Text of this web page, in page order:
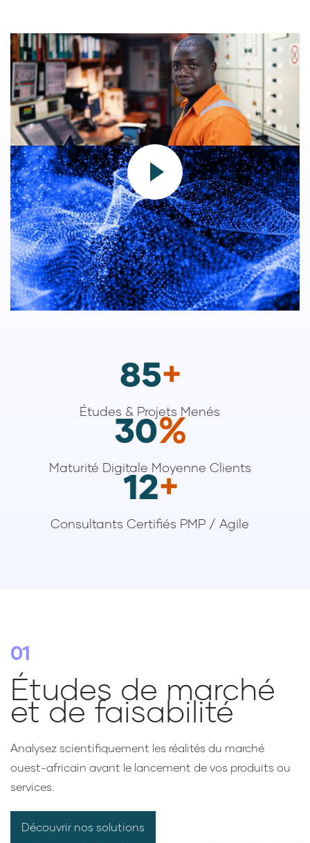
85+
Études & Projets Menés
30%
Maturité Digitale Moyenne Clients
12+
Consultants Certifiés PMP / Agile
01
Études de marché
et de faisabilité
Analysez scientifiquement les réalités du marché
ouest-africain avant le lancement de vos produits ou
services.
Découvrir nos solutions